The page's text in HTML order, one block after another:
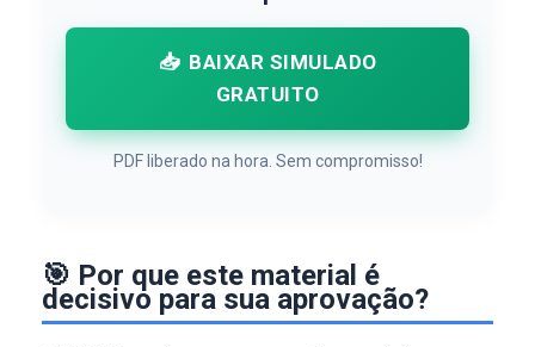
📥 BAIXAR SIMULADO
GRATUITO
PDF liberado na hora. Sem compromisso!
🎯 Por que este material é
decisivo para sua aprovação?